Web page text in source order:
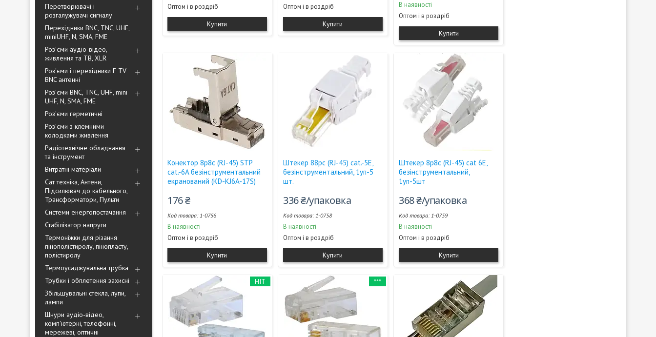
Перетворювачі і
розгалужувачі сигналу
Перехідники BNC, TNC, UHF,
miniUHF, N, SMA, FME
Роз'єми аудіо-відео,
живлення та ТВ, XLR
Роз'єми і перехідники F TV
BNC антенні
Роз'єми BNC, TNC, UHF, mini
UHF, N, SMA, FME
Роз'єми герметичні
Роз'єми з клемними
колодками живлення
Радіотехнічне обладнання
та інструмент
Витратні матеріали
Сат техніка, Антени,
Підсилювач до кабельного,
Трансформатори, Пульти
Системи енергопостачання
Стабілізатор напруги
Термоніжки для різання
пінополістиролу, пінопласту,
полістиролу
Термоусаджувальна трубка
Трубки і обплетення захисні
Збільшувальні стекла, лупи,
лампи
Шнури аудіо-відео,
комп'ютерні, телефонні,
мережеві, оптичні
Оптом і в роздріб
Купити
Оптом і в роздріб
Купити
В наявності
Оптом і в роздріб
Купити
Конектор 8p8c (RJ-45) STP
cat.-6A безінструментальний
екранований (KD-KJ6A-17S)
176 ₴
1-0756
В наявності
Оптом і в роздріб
Купити
Штекер 88рс (RJ-45) cat.-5E,
безінструментальний, 1уп-5
шт.
336 ₴/упаковка
1-0758
В наявності
Оптом і в роздріб
Купити
Штекер 8p8c (RJ-45) cat 6E,
безінструментальний,
1уп-5шт
368 ₴/упаковка
1-0759
В наявності
Оптом і в роздріб
Купити
HIT ***